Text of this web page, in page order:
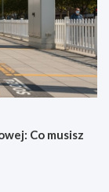
Co musisz